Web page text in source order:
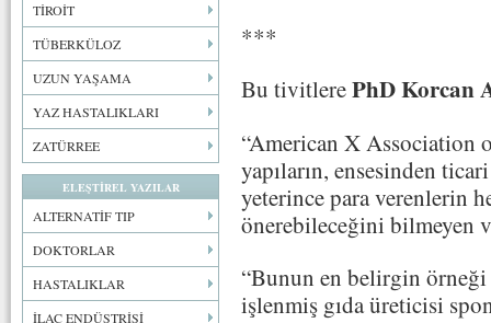
TİROİT
TÜBERKÜLOZ
UZUN YAŞAMA
YAZ HASTALIKLARI
ZATÜRREE
ELEŞTİREL YAZILAR
ALTERNATİF TIP
DOKTORLAR
HASTALIKLAR
İLAÇ ENDÜSTRİSİ
***
Bu tivitlerePhD Korcan
“American X Association
yapıların, ensesinden
yeterince para verenlerin
önerebileceğini bilmeyen
“Bunun en belirgin örneği
işlenmiş gıda üreticisi